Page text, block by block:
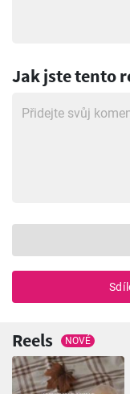
Jak jste tento
Reels NOVÉ